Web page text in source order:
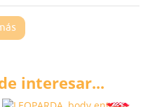
interesar...